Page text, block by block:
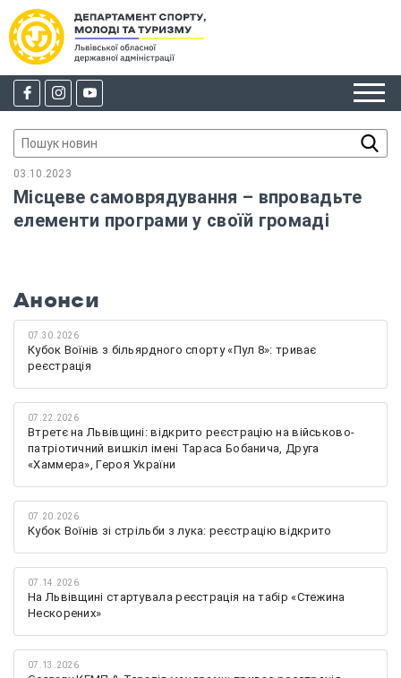
03.10.2023
Місцеве самоврядування – впровадьте
елементи програми у своїй громаді
Анонси
07.30.2026
Кубок Воїнів з більярдного спорту «Пул 8»: триває
реєстрація
07.22.2026
Втретє на Львівщині: відкрито реєстрацію на військово-
патріотичний вишкіл імені Тараса Бобанича, Друга
«Хаммера», Героя України
07.20.2026
Кубок Воїнів зі стрільби з лука: реєстрацію відкрито
07.14.2026
На Львівщині стартувала реєстрація на табір «Стежина
Нескорених»
07.13.2026